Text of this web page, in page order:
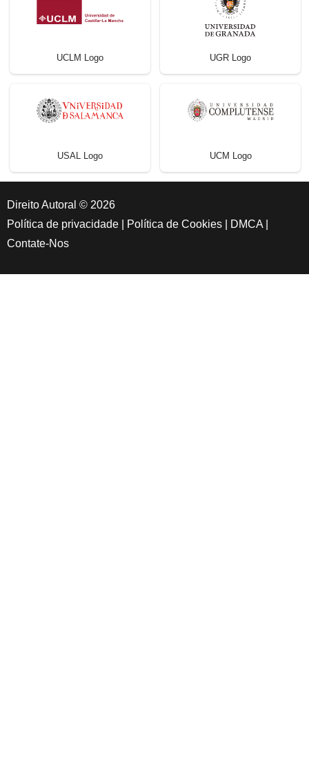
UCLM Logo UGR Logo
USAL Logo UCM Logo
Direito Autoral © 2026
Política de privacidade
Política de Cookies DMCA
Contate-Nos